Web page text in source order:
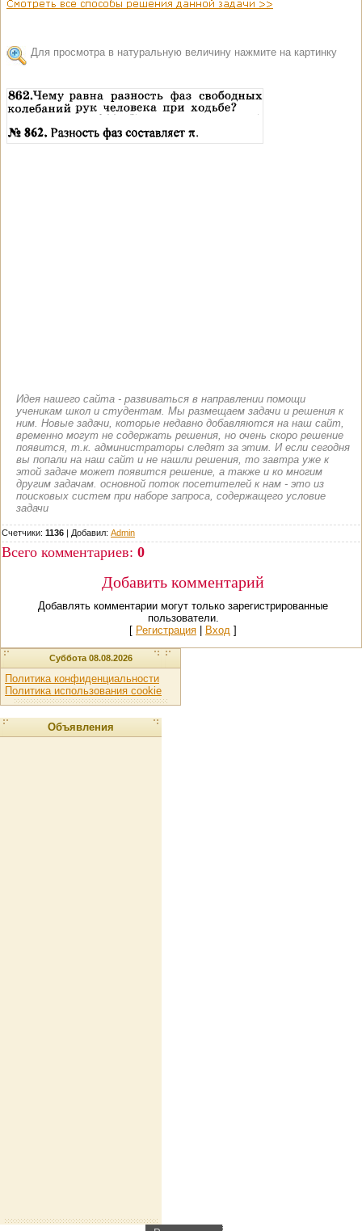
Для просмотра в натуральную величину нажмите на картинку
Идея нашего сайта - развиваться в направлении помощи
ученикам школ и студентам. Мы размещаем задачи и решения к
ним. Новые задачи, которые недавно добавляются на наш сайт,
временно могут не содержать решения, но очень скоро решение
появится, т.к. администраторы следят за этим. И если сегодня
вы попали на наш сайт и не нашли решения, то завтра уже к
этой задаче может появится решение, а также и ко многим
другим задачам. основной поток посетителей к нам - это из
поисковых систем при наборе запроса, содержащего условие
задачи
Счетчики: 1136 | Добавил: Admin
Всего комментариев: 0
Добавить комментарий
Добавлять комментарии могут только зарегистрированные
пользователи.
[ Регистрация Вход ]
Суббота 08.08.2026
Политика конфиденциальности
Политика использования cookie
Объявления